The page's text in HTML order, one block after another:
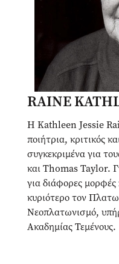
RAINE
Η Kathleen Jessie
ποιήτρια, κριτικός
συγκεκριμένα για
και Thomas Taylor.
για διάφορες
κυριότερο τον
Νεοπλατωνισμό,
Ακαδημίας Τεμένους.